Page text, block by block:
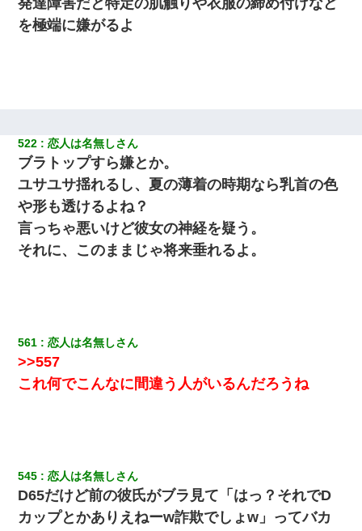
を極端に嫌がるよ
522 恋人は名無しさん
ブラトップすら嫌とか。
ユサユサ揺れるし、夏の薄着の時期なら乳首の色
や形も透けるよね？
言っちゃ悪いけど彼女の神経を疑う。
それに、このままじゃ将来垂れるよ。
561 恋人は名無しさん
>>557
これ何でこんなに間違う人がいるんだろうね
545 恋人は名無しさん
D65だけど前の彼氏がブラ見て「はっ？それでD
カップとかありえねーw詐欺でしょw」ってバカ